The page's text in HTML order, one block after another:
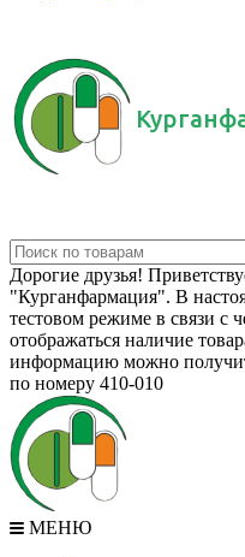
Дорогие друзья!
"Курганфармация". В
тестовом режиме в связи с
отображаться наличие
информацию можно
по номеру 410-010
МЕНЮ